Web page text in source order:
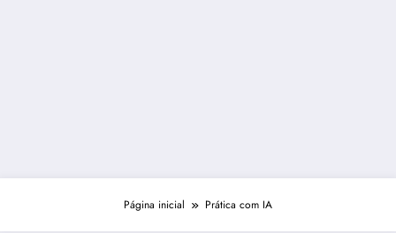
Página inicial Prática com IA